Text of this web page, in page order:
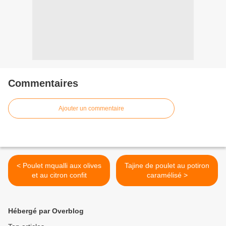
Commentaires
Ajouter un commentaire
< Poulet mqualli aux olives
et au citron confit
Tajine de poulet au potiron
caramélisé >
Hébergé par Overblog